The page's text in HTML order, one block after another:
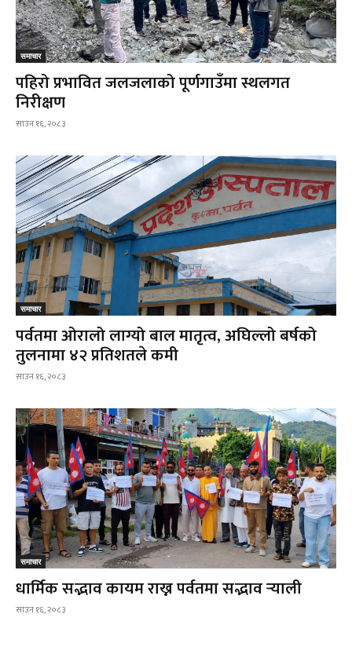
समाचार
पहिरो प्रभावित जलजलाको पूर्णगाउँमा स्थलगत
निरीक्षण
साउन १६, २०८३
समाचार
पर्वतमा ओरालो लाग्यो बाल मातृत्व, अघिल्लो बर्षको
तुलनामा ४२ प्रतिशतले कमी
साउन १६, २०८३
समाचार
धार्मिक सद्भाव कायम राख्न पर्वतमा सद्भाव र्‍याली
साउन १६, २०८३